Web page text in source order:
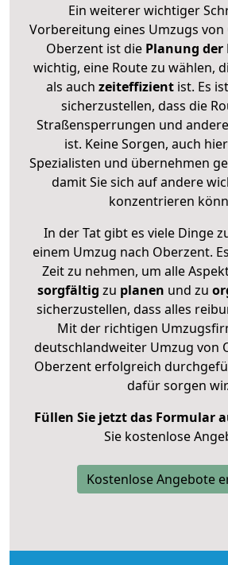
Ein weiterer wichtiger
Vorbereitung eines Umzugs
Oberzent ist diePlanung der
wichtig, eine Route zu wählen,
als auch zeiteffizientist. Es
sicherzustellen, dass die
Straßensperrungen und
ist. Keine Sorgen, auch
Spezialisten und übernehmen
damit Sie sich auf andere
konzentrieren
In der Tat gibt es viele Dinge
einem Umzug nach Oberzent.
Zeit zu nehmen, um alle
sorgfältig zu planen und zu
sicherzustellen, dass alles
Mit der richtigen
deutschlandweiter Umzug von
Oberzent erfolgreich
dafür sorgen wir.
Füllen Sie jetzt das Formular
Sie kostenlose
Kostenlose Angebote